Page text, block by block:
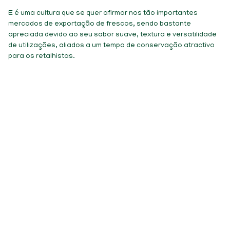
E é uma cultura que se quer afirmar nos tão importantes
mercados de exportação de frescos, sendo bastante
apreciada devido ao seu sabor suave, textura e versatilidade
de utilizações, aliados a um tempo de conservação atractivo
para os retalhistas.